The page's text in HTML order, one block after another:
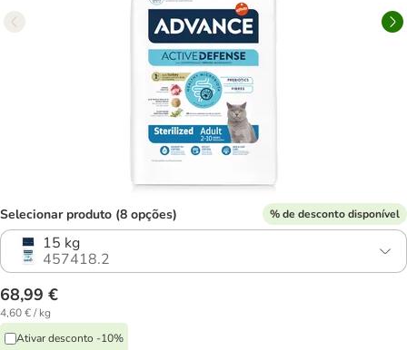
Selecionar produto (8 opções) % de desconto disponível
15 kg
457418.2
68,99 €
4,60 € / kg
Ativar desconto -10%